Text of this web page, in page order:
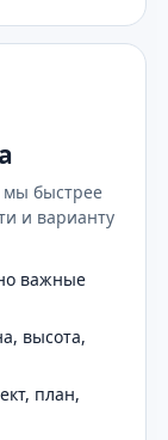
мы быстрее
и варианту
важные
высота,
план,